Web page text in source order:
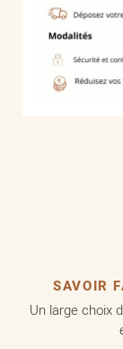
SAVOIR
Un large choix